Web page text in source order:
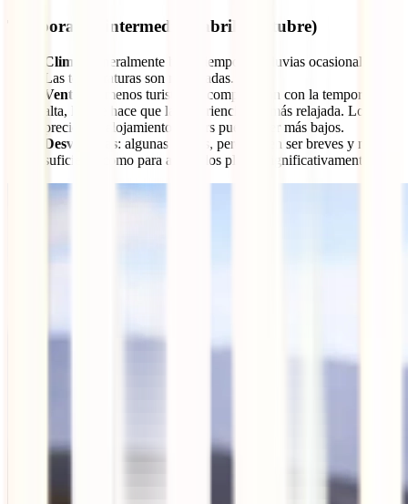
Temporadas intermedias (abril y octubre)
Clima
: generalmente buen tiempo con lluvias ocasionales.
Las temperaturas son moderadas.
Ventajas
: menos turistas en comparación con la temporada
alta, lo que hace que la experiencia sea más relajada. Los
precios de alojamiento y tours pueden ser más bajos.
Desventajas: algunas lluvias, pero suelen ser breves y no lo
suficiente como para alterar los planes significativamente.